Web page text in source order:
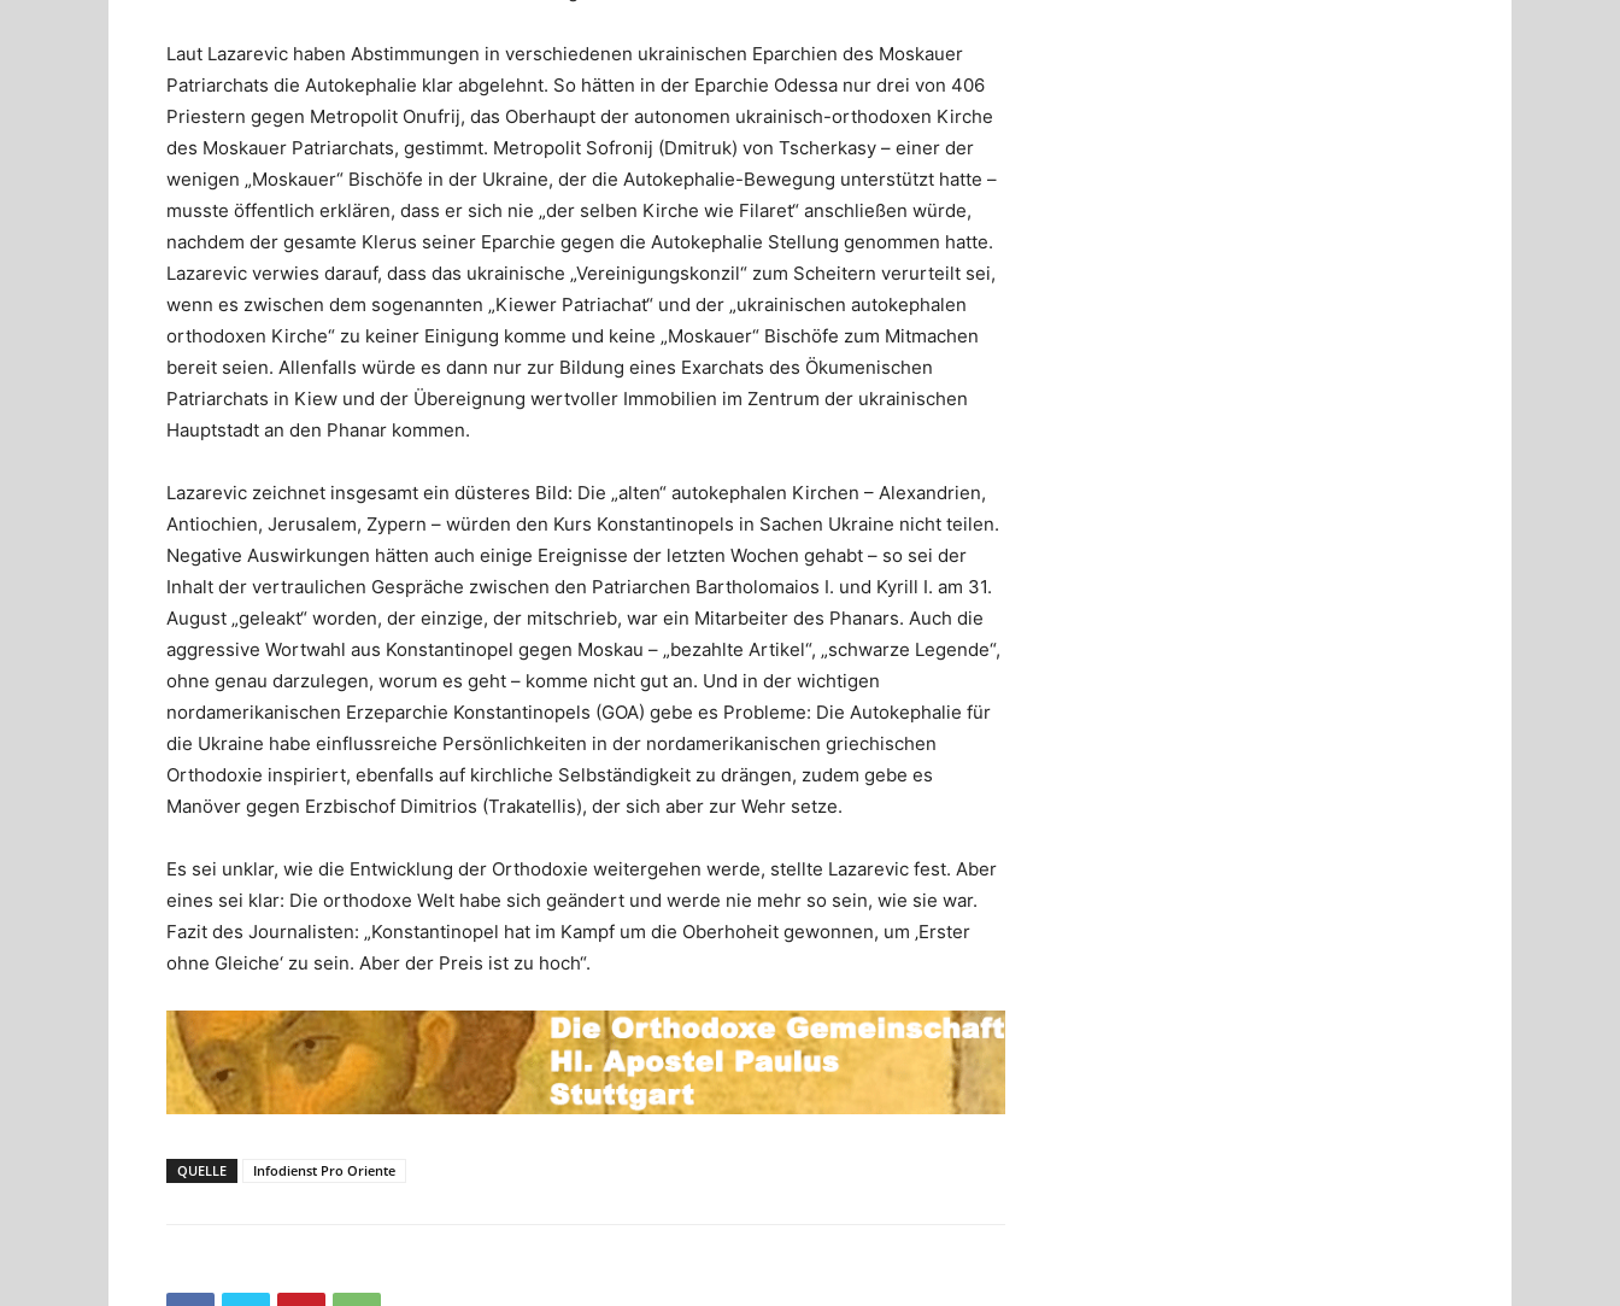
Laut Lazarevic haben Abstimmungen in verschiedenen ukrainischen Eparchien des Moskauer
Patriarchats die Autokephalie klar abgelehnt. So hätten in der Eparchie Odessa nur drei von 406
Priestern gegen Metropolit Onufrij, das Oberhaupt der autonomen ukrainisch-orthodoxen Kirche
des Moskauer Patriarchats, gestimmt. Metropolit Sofronij (Dmitruk) von Tscherkasy – einer der
wenigen „Moskauer“ Bischöfe in der Ukraine, der die Autokephalie-Bewegung unterstützt hatte –
musste öffentlich erklären, dass er sich nie „der selben Kirche wie Filaret“ anschließen würde,
nachdem der gesamte Klerus seiner Eparchie gegen die Autokephalie Stellung genommen hatte.
Lazarevic verwies darauf, dass das ukrainische „Vereinigungskonzil“ zum Scheitern verurteilt sei,
wenn es zwischen dem sogenannten „Kiewer Patriachat“ und der „ukrainischen autokephalen
orthodoxen Kirche“ zu keiner Einigung komme und keine „Moskauer“ Bischöfe zum Mitmachen
bereit seien. Allenfalls würde es dann nur zur Bildung eines Exarchats des Ökumenischen
Patriarchats in Kiew und der Übereignung wertvoller Immobilien im Zentrum der ukrainischen
Hauptstadt an den Phanar kommen.
Lazarevic zeichnet insgesamt ein düsteres Bild: Die „alten“ autokephalen Kirchen – Alexandrien,
Antiochien, Jerusalem, Zypern – würden den Kurs Konstantinopels in Sachen Ukraine nicht teilen.
Negative Auswirkungen hätten auch einige Ereignisse der letzten Wochen gehabt – so sei der
Inhalt der vertraulichen Gespräche zwischen den Patriarchen Bartholomaios I. und Kyrill I. am 31.
August „geleakt“ worden, der einzige, der mitschrieb, war ein Mitarbeiter des Phanars. Auch die
aggressive Wortwahl aus Konstantinopel gegen Moskau – „bezahlte Artikel“, „schwarze Legende“,
ohne genau darzulegen, worum es geht – komme nicht gut an. Und in der wichtigen
nordamerikanischen Erzeparchie Konstantinopels (GOA) gebe es Probleme: Die Autokephalie für
die Ukraine habe einflussreiche Persönlichkeiten in der nordamerikanischen griechischen
Orthodoxie inspiriert, ebenfalls auf kirchliche Selbständigkeit zu drängen, zudem gebe es
Manöver gegen Erzbischof Dimitrios (Trakatellis), der sich aber zur Wehr setze.
Es sei unklar, wie die Entwicklung der Orthodoxie weitergehen werde, stellte Lazarevic fest. Aber
eines sei klar: Die orthodoxe Welt habe sich geändert und werde nie mehr so sein, wie sie war.
Fazit des Journalisten: „Konstantinopel hat im Kampf um die Oberhoheit gewonnen, um ‚Erster
ohne Gleiche‘ zu sein. Aber der Preis ist zu hoch“.
QUELLE Infodienst Pro Oriente